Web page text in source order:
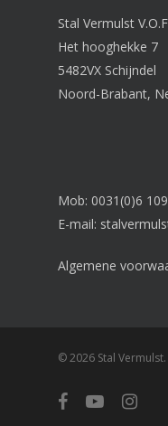
Stal Vermulst
Het hooghekke 7
5482VX Schijndel
Noord-Brabant,
Mob: 0031(0)6
E-mail:
Algemene
© 2026 Stal Vermulst.
facebookyoutubeinstagram